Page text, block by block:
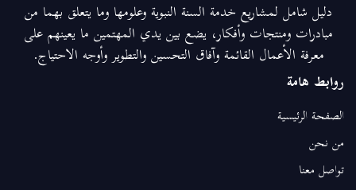
دليل شامل لمشاريع خدمة السنة النبوية وعلومها وما يتعلق بهما من
مبادرات ومنتجات وأفكار، يضع بين يدي المهتمين ما يعينهم على
معرفة الأعمال القائمة وآفاق التحسين والتطوير وأوجه الاحتياج.
روابط هامة
الصفحة الرئيسية
من نحن
تواصل معنا